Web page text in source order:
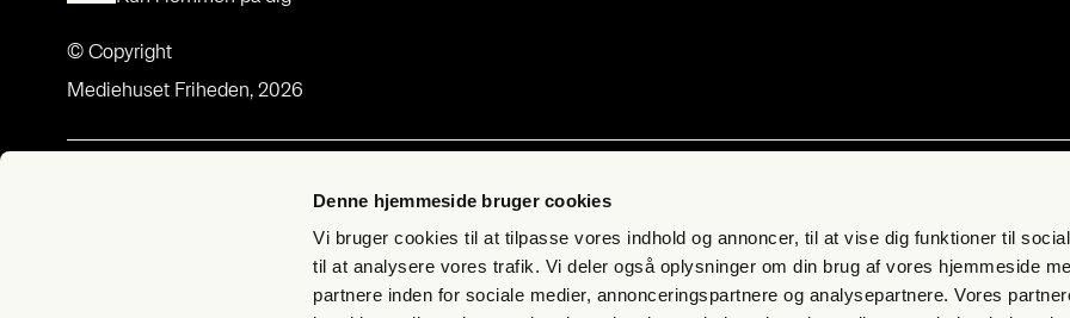
Denne hjemmeside bruger cookies
Vi bruger cookies til at tilpasse vores indhold og annoncer, til at vise dig funktioner til
til at analysere vores trafik. Vi deler også oplysninger om din brug af vores hjemmeside
partnere inden for sociale medier, annonceringspartnere og analysepartnere. Vores
Butik Fri­heds­bre­vet
Bliv Lyg­te­mand
Send et tip
Kon­takt os
Mediehuset Friheden, 2026
© Copyright